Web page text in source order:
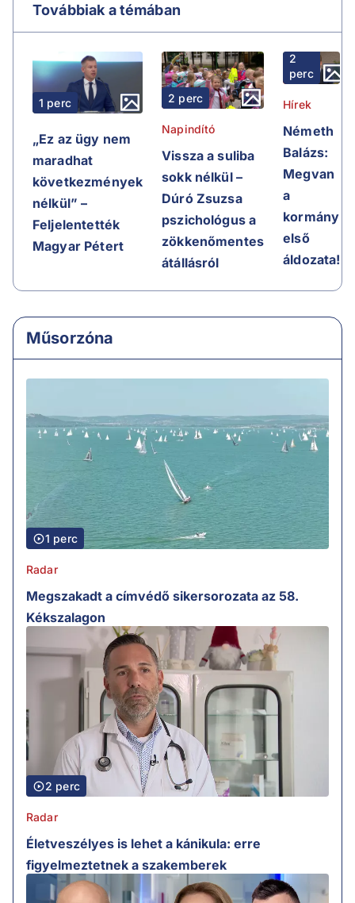
Továbbiak a témában
1 perc
„Ez az ügy nem
maradhat
következmények
nélkül” –
Feljelentették
Magyar Pétert
2 perc
Napindító
Vissza a suliba
sokk nélkül –
Dúró Zsuzsa
pszichológus a
zökkenőmentes
átállásról
2
perc
Hírek
Németh
Balázs:
Megvan
a
kormány
első
áldozata!
Műsorzóna
1 perc
Radar
Megszakadt a címvédő sikersorozata az 58.
Kékszalagon
2 perc
Radar
Életveszélyes is lehet a kánikula: erre
figyelmeztetnek a szakemberek